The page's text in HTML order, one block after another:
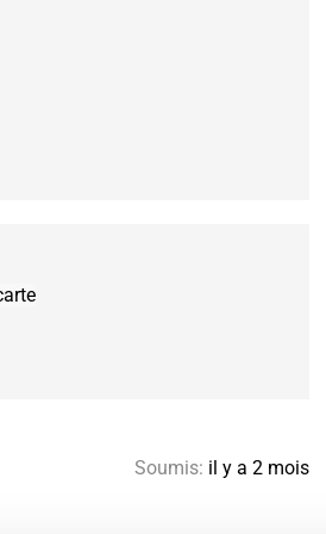
Soumis: il y a 2 mois